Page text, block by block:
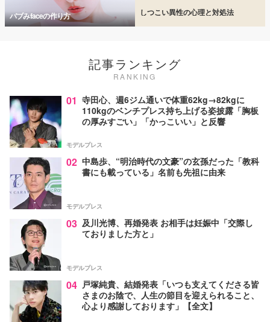
バブみfaceの作り方 しつこい異性の心理と対処法
記事ランキング
RANKING
01 寺田心、週6ジム通いで体重62kg→82kgに
110kgのベンチプレス持ち上げる姿披露「胸板
の厚みすごい」「かっこいい」と反響
モデルプレス
02 中島歩、“明治時代の文豪”の玄孫だった「教科
書にも載っている」名前も先祖に由来
モデルプレス
03 及川光博、再婚発表 お相手は妊娠中「交際し
ておりました方と」
モデルプレス
04 戸塚純貴、結婚発表「いつも支えてくださる皆
さまのお陰で、人生の節目を迎えられること、
心より感謝しております」【全文】